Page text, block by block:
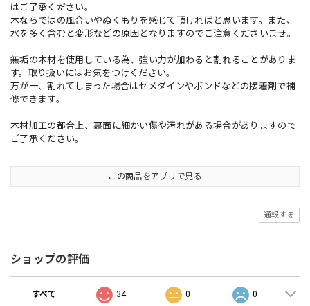
はご了承ください。
木ならではの風合いやぬくもりを感じて頂ければと思います。また、
水を多く含むと変形などの原因となりますのでご注意くださいませ。
無垢の木材を使用している為、強い力が加わると割れることがありま
す。取り扱いにはお気をつけください。
万が一、割れてしまった場合はセメダインやボンドなどの接着剤で補
修できます。
木材加工の都合上、裏面に細かい傷や汚れがある場合がありますので
ご了承ください。
この商品をアプリで見る
通報する
ショップの評価
すべて 34 0 0